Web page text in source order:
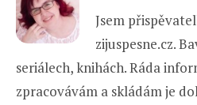
Jsem
zijuspesne.cz.
seriálech, knihách. Ráda
zpracovávám a skládám je